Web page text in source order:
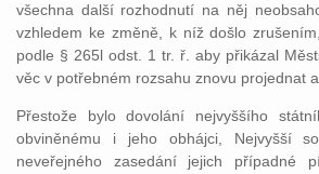
všechna další rozhodnutí na něj
vzhledem ke změně, k níž došlo
podle § 265l odst. 1 tr. ř. aby přikázal
věc v potřebném rozsahu znovu projednat
Přestože bylo dovolání nejvyššího
obviněnému i jeho obhájci, Nejvyšší
neveřejného zasedání jejich případné